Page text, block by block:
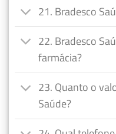
21. Bradesco
22. Bradesco
farmácia?
23. Quanto o
Saúde?